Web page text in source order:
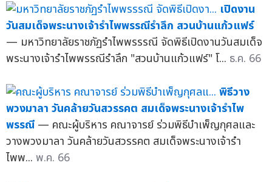
เปิดงาน
วันสมเด็จพระนางเจ้ารำไพพรรณีรำลึก สวนบ้านแก้วแฟร์
— มหาวิทยาลัยราชภัฏรำไพพรรรณี จัดพิธีเปิดงานวันสมเด็จ
พระนางเจ้ารำไพพรรณีรำลึก "สวนบ้านแก้วแฟร์" โ... ธ.ค. 66
พิธีวาง
พวงมาลา วันคล้ายวันสวรรคต สมเด็จพระนางเจ้ารำไพ
พรรณี — คณะผู้บริหาร คณาจารย์ ร่วมพิธีบำเพ็ญกุศลและ
วางพวงมาลา วันคล้ายวันสวรรคต สมเด็จพระนางเจ้ารำ
ไพพ... พ.ค. 66